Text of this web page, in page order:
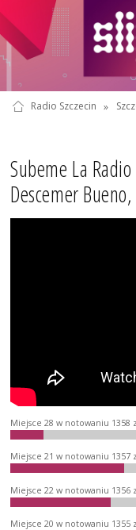
Radio Szczecin »
Subeme La
Descemer
Miejsce 28 w notowaniu 1358
Miejsce 21 w notowaniu 1357
Miejsce 22 w notowaniu 1356
Miejsce 20 w notowaniu 1355